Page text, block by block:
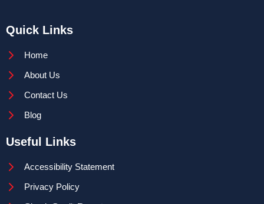
Quick Links
Home
About Us
Contact Us
Blog
Useful Links
Accessibility Statement
Privacy Policy